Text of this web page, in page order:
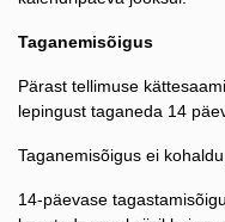
Taganemisõigus
Pärast tellimuse
lepingust taganeda 14
Taganemisõigus ei
14-päevase